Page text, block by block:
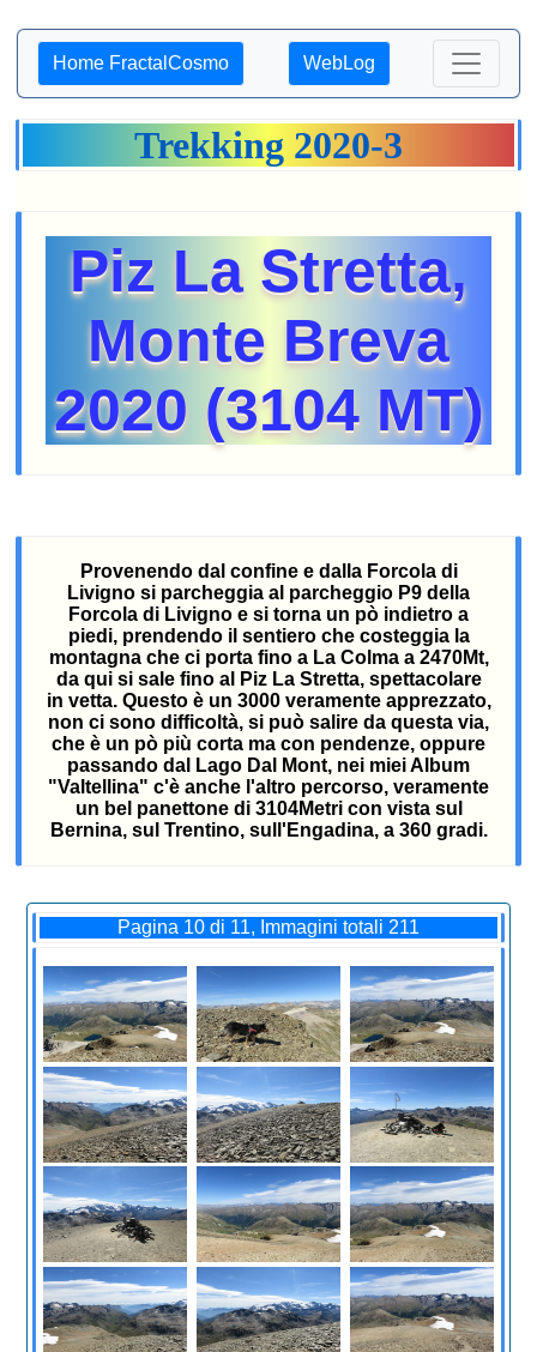
Home FractalCosmo WebLog
Trekking 2020-3
Piz La Stretta,
Monte Breva
2020 (3104 MT)
Provenendo dal confine e dalla Forcola di
Livigno si parcheggia al parcheggio P9 della
Forcola di Livigno e si torna un pò indietro a
piedi, prendendo il sentiero che costeggia la
montagna che ci porta fino a La Colma a 2470Mt,
da qui si sale fino al Piz La Stretta, spettacolare
in vetta. Questo è un 3000 veramente apprezzato,
non ci sono difficoltà, si può salire da questa via,
che è un pò più corta ma con pendenze, oppure
passando dal Lago Dal Mont, nei miei Album
"Valtellina" c'è anche l'altro percorso, veramente
un bel panettone di 3104Metri con vista sul
Bernina, sul Trentino, sull'Engadina, a 360 gradi.
Pagina 10 di 11, Immagini totali 211